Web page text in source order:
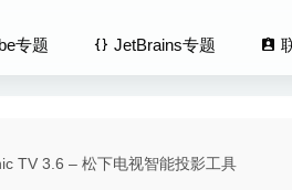
专题 JetBrains专题